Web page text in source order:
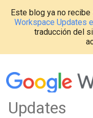
Este blog ya no recibe
Workspace Updates
traducción del
Updates